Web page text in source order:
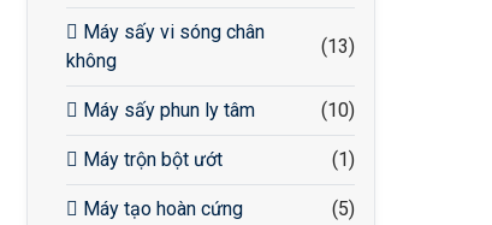
Máy sấy vi sóng chân
không
(13)
Máy sấy phun ly tâm (10)
Máy trộn bột ướt (1)
Máy tạo hoàn cứng (5)